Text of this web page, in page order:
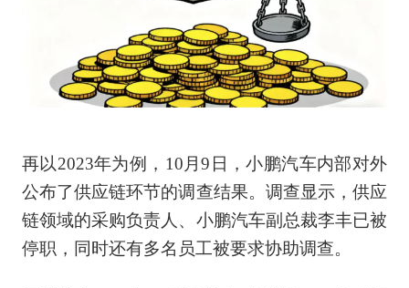
再以2023年为例，10月9日，小鹏汽车内部对外
公布了供应链环节的调查结果。调查显示，供应
链领域的采购负责人、小鹏汽车副总裁李丰已被
停职，同时还有多名员工被要求协助调查。